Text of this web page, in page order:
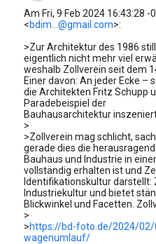
Am Fri, 9 Feb 2024 16:43:28 -
<bdim...@gmail.com>:
>Zur Architektur des 1986
eigentlich nicht mehr viel
weshalb Zollverein seit dem
Einer davon: An jeder Ecke –
die Architekten Fritz Schupp
Paradebeispiel der
Bauhausarchitektur
>
>Zollverein mag schlicht,
gerade dies die
Bauhaus und Industrie in
vollständig erhalten ist und
Identifikationskultur
Industriekultur und bietet
Blickwinkel und Facetten.
>
>https://bd-foto.de/2024/
wagenumlauf/